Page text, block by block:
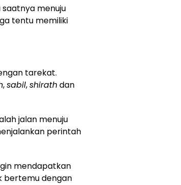
menuju
tentu memiliki
tarekat.
,sabil,shirathdan
jalan menuju
perintah
mendapatkan
bertemu dengan